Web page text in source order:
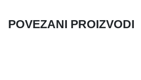
POVEZANI PROIZVODI